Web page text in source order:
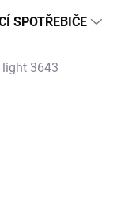
SPOTŘEBIČE
light 3643